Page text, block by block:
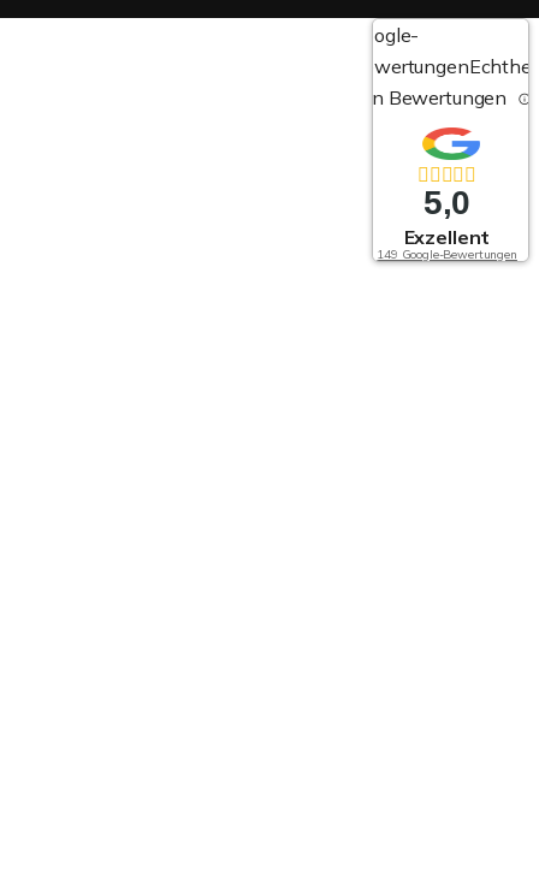
Google-
Bewertungen
von Bewertungen
5,0
Exzellent
149 Google-Bewertungen